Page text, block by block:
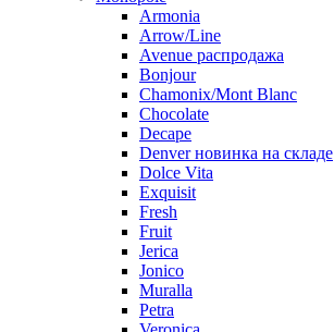
Armonia
Arrow/Line
Avenue распродажа
Bonjour
Chamonix/Mont Blanc
Chocolate
Decape
Denver новинка на складе
Dolce Vita
Exquisit
Fresh
Fruit
Jerica
Jonico
Muralla
Petra